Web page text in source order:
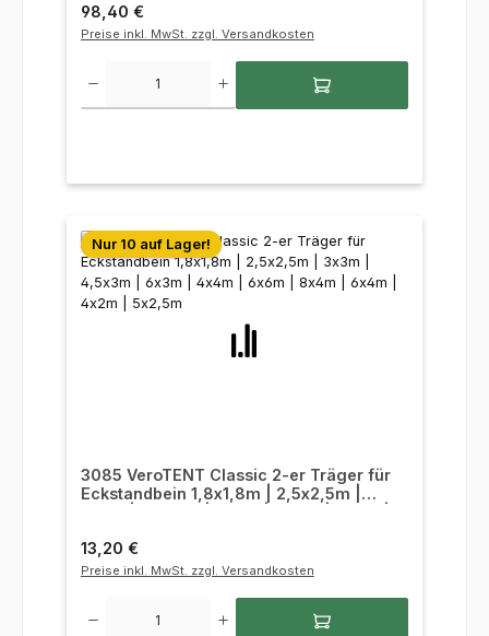
Regulärer Preis:
98,40 €
Preise inkl. MwSt. zzgl. Versandkosten
Nur 10 auf Lager!
3085 VeroTENT Classic 2-er Träger für
Eckstandbein 1,8x1,8m | 2,5x2,5m |
Regulärer Preis:
13,20 €
Preise inkl. MwSt. zzgl. Versandkosten